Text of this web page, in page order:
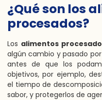
¿Qué son los
procesados?
Los alimentos
algún cambio y pasado
antes de que los
objetivos, por ejemplo,
el tiempo de
sabor, y protegerlos de